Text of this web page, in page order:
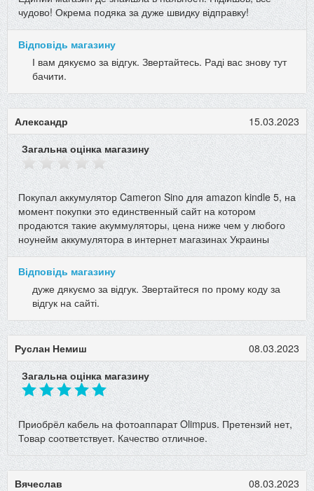
чудово! Окрема подяка за дуже швидку відправку!
Відповідь магазину
І вам дякуємо за відгук. Звертайтесь. Раді вас знову тут
бачити.
Александр
15.03.2023
Загальна оцінка магазину
Покупал аккумулятор Cameron Sino для amazon kindle 5, на
момент покупки это единственный сайт на котором
продаются такие акуммуляторы, цена ниже чем у любого
ноунейм аккумулятора в интернет магазинах Украины
Відповідь магазину
дуже дякуємо за відгук. Звертайтеся по прому коду за
відгук на сайті.
Руслан Немиш
08.03.2023
Загальна оцінка магазину
Приобрёл кабель на фотоаппарат Olimpus. Претензий нет,
Товар соответствует. Качество отличное.
Вячеслав
08.03.2023